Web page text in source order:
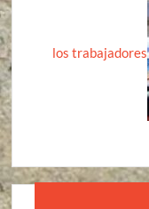
los trabajadores